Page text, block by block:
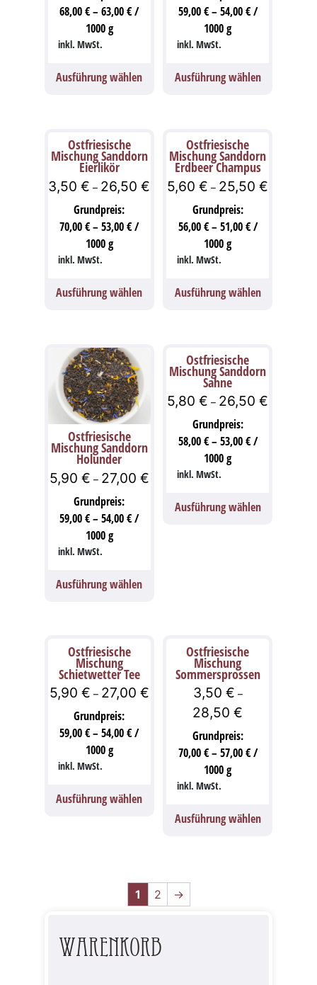
68,00€–63,00€/
1000g
inkl. MwSt.
Ausführung wählen
59,00€– 54,00€/
1000g
inkl. MwSt.
Ausführung wählen
Ostfriesische
Mischung Sanddorn
Eierlikör
3,50€ – 26,50€
Grundpreis:
70,00€–53,00€/
1000g
inkl. MwSt.
Ausführung wählen
Ostfriesische
Mischung Sanddorn
Erdbeer Champus
5,60€ – 25,50€
Grundpreis:
56,00€– 51,00€/
1000g
inkl. MwSt.
Ausführung wählen
Ostfriesische
Mischung Sanddorn
Holunder
5,90 € – 27,00 €
Grundpreis:
59,00€–54,00€/
1000g
inkl. MwSt.
Ausführung wählen
Ostfriesische
Mischung Sanddorn
Sahne
5,80€ – 26,50€
Grundpreis:
58,00€– 53,00€/
1000g
inkl. MwSt.
Ausführung wählen
Ostfriesische
Mischung
Schietwetter Tee
5,90 € – 27,00 €
Grundpreis:
59,00€–54,00€/
1000g
inkl. MwSt.
Ausführung wählen
Ostfriesische
Mischung
Sommersprossen
3,50 € –
28,50€
Grundpreis:
70,00€– 57,00€/
1000g
inkl. MwSt.
Ausführung wählen
1 2 →
Warenkorb